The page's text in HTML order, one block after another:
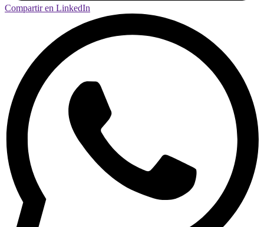
Compartir en LinkedIn